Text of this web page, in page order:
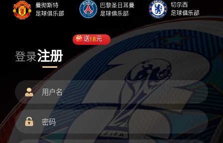
登录注册
送18元